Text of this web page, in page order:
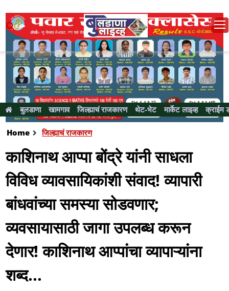
बुलडाणा खामगाव जिल्ह्याचं राजकारण थेट-भेट मार्केट लाइव्ह क्राईम
Home जिल्ह्याचं राजकारण
काशिनाथ आप्पा बोंद्रे यांनी साधला
विविध व्यावसायिकांशी संवाद! व्यापारी
बांधवांच्या समस्या सोडवणार;
व्यवसायासाठी जागा उपलब्ध करून
देणार! काशिनाथ आप्पांचा व्यापाऱ्यांना
शब्द...